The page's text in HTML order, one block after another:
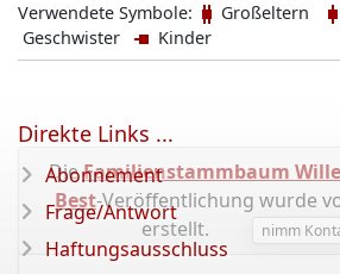
Verwendete Symbole:
Großeltern
Geschwister
Kinder
DieFamilienstammbaum
Best-Veröffentlichung wurde
erstellt.
nimm
Direkte Links ...
Abonnement
Frage/Antwort
Haftungsausschluss